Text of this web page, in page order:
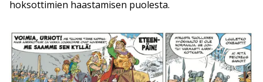
hoksottimien haastamisen puolesta.